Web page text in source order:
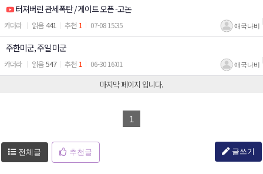
카더라
터져버린 관세폭탄 / 게이트 오픈 -고논
애국나비
441 1 07-08 15:35
카더라
주한미군, 주일 미군
애국나비
547 1 06-30 16:01
1
전체글 추천글 글쓰기